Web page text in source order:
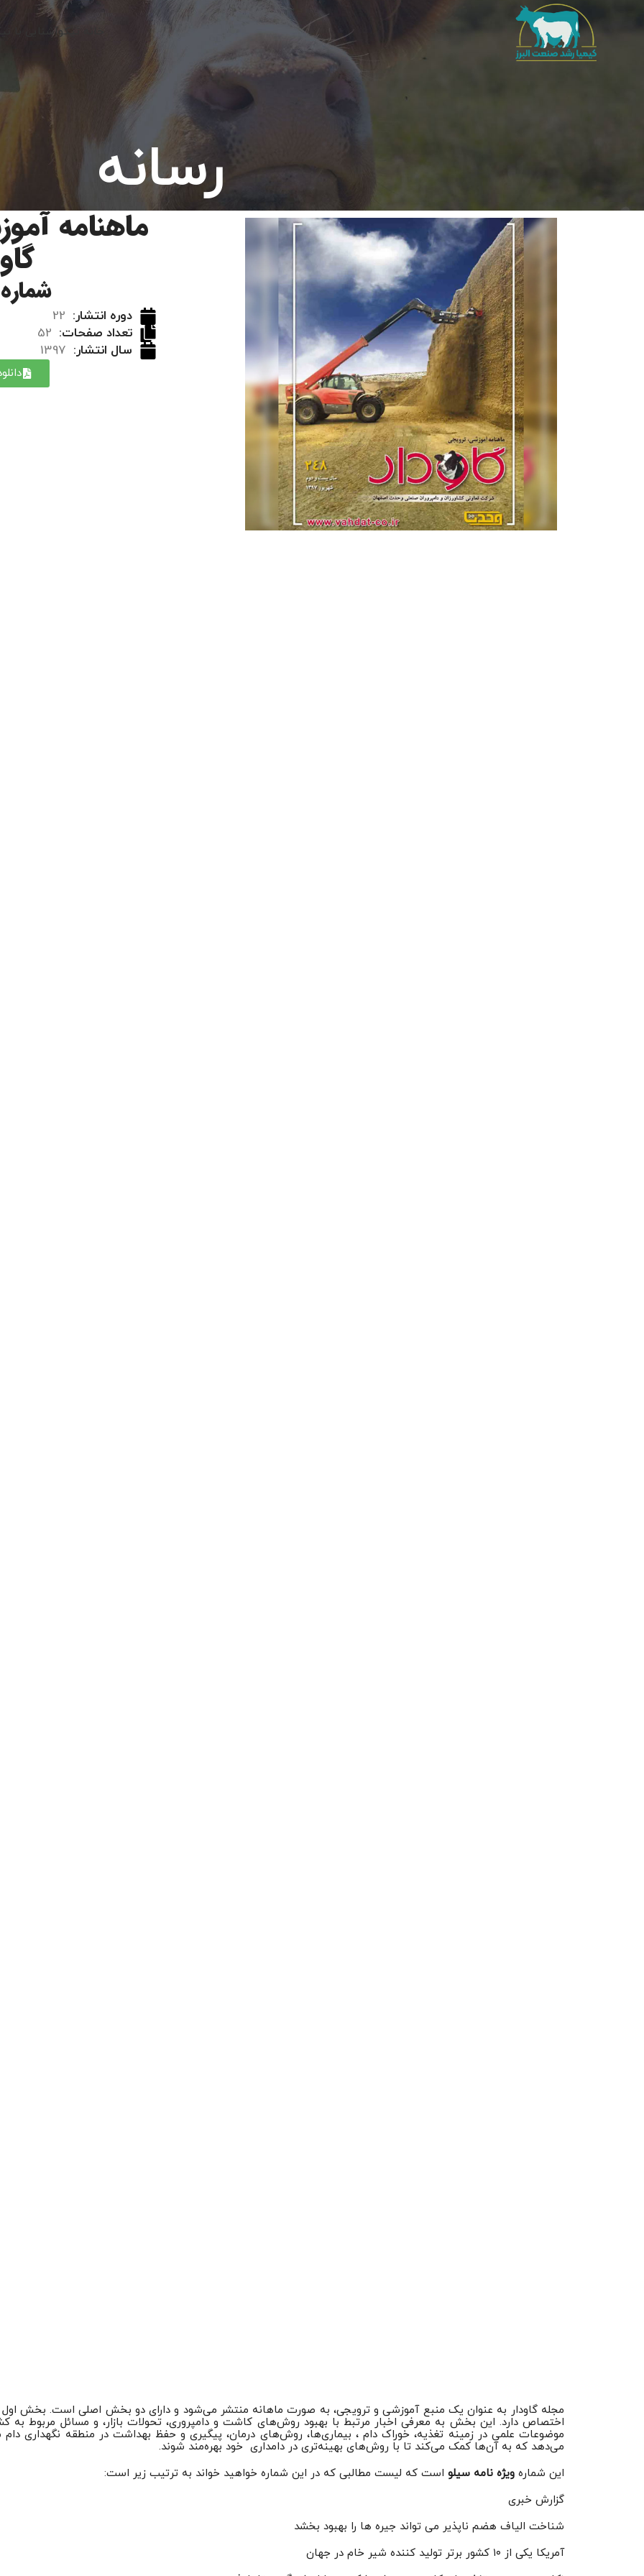
خانه نیکوآشنایی با
رسانه
ماهنامه
شماره 248
دوره انتشار: 22
تعداد صفحات: 52
سال انتشار: 1397
مجله گاودار به عنوان یک منبع آموزشی و ترویجی، به صورت ماهانه منتشر می‌شود و دارای دو بخش اصلی است. بخش اول
اختصاص دارد. این بخش به معرفی اخبار مرتبط با بهبود روش‌های کاشت و دامپروری، تحولات بازار، و مسائل مربوط به
موضوعات علمی در زمینه تغذیه، خوراک دام ، بیماری‌ها، روش‌های درمان، پیگیری و حفظ بهداشت در منطقه نگهداری دام
می‌دهد که به آن‌ها کمک می‌کند تا با روش‌های بهینه‌تری در دامداری خود بهره‌مند شوند.
این شماره ویژه نامه سیلو است که لیست مطالبی که در این شماره خواهید خواند به ترتیب زیر است:
گزارش خبری
شناخت الیاف هضم ناپذیر می تواند جیره ها را بهبود بخشد
آمریکا یکی از ۱۰ کشور برتر تولید کننده شیر خام در جهان